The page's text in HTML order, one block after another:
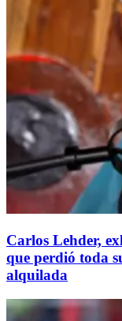
Carlos Lehder,
que perdió toda
alquilada